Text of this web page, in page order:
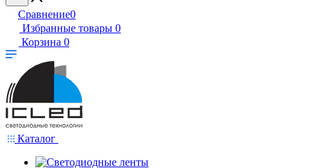
Сравнение0
Избранные товары 0
Корзина 0
Каталог